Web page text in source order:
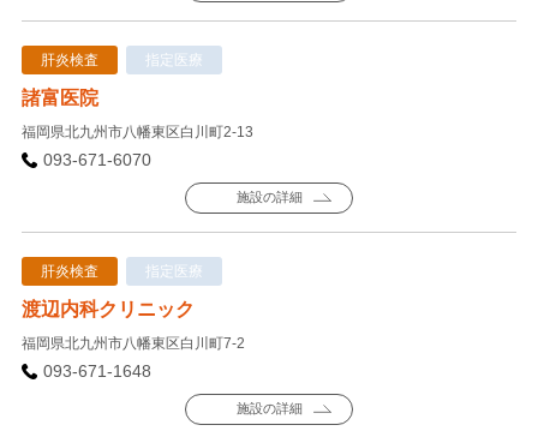
肝炎検査 指定医療
諸富医院
福岡県北九州市八幡東区白川町2-13
093-671-6070
施設の詳細
肝炎検査 指定医療
渡辺内科クリニック
福岡県北九州市八幡東区白川町7-2
093-671-1648
施設の詳細